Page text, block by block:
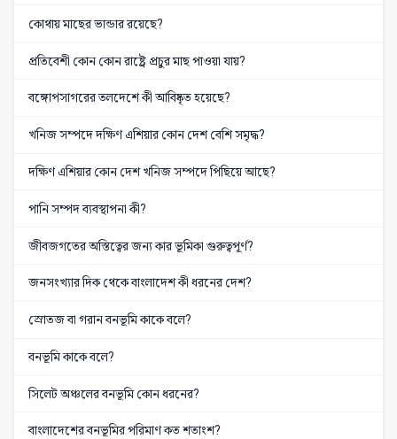
কোথায় মাছের ভান্ডার রয়েছে?
প্রতিবেশী কোন কোন রাষ্ট্রে প্রচুর মাছ পাওয়া যায়?
বঙ্গোপসাগরের তলদেশে কী আবিষ্কৃত হয়েছে?
খনিজ সম্পদে দক্ষিণ এশিয়ার কোন দেশ বেশি সমৃদ্ধ?
দক্ষিণ এশিয়ার কোন দেশ খনিজ সম্পদে পিছিয়ে আছে?
পানি সম্পদ ব্যবস্থাপনা কী?
জীবজগতের অস্তিত্বের জন্য কার ভূমিকা গুরুত্বপূর্ণ?
জনসংখ্যার দিক থেকে বাংলাদেশ কী ধরনের দেশ?
স্রোতজ বা গরান বনভূমি কাকে বলে?
বনভূমি কাকে বলে?
সিলেট অঞ্চলের বনভূমি কোন ধরনের?
বাংলাদেশের বনভূমির পরিমাণ কত শতাংশ?